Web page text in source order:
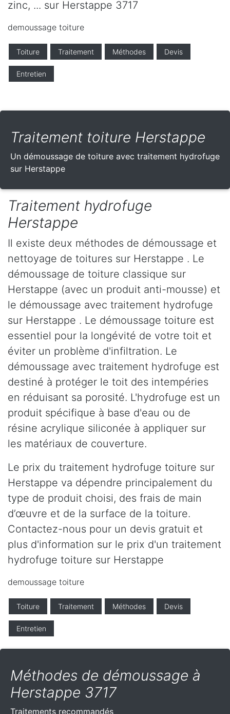
zinc, ... sur Herstappe 3717
demoussage toiture
Toiture Traitement Méthodes Devis
Entretien
Traitement toiture Herstappe
Un démoussage de toiture avec traitement hydrofuge
sur Herstappe
Traitement hydrofuge
Herstappe
Il existe deux méthodes de démoussage et
nettoyage de toitures sur Herstappe . Le
démoussage de toiture classique sur
Herstappe (avec un produit anti-mousse) et
le démoussage avec traitement hydrofuge
sur Herstappe . Le démoussage toiture est
essentiel pour la longévité de votre toit et
éviter un problème d'infiltration. Le
démoussage avec traitement hydrofuge est
destiné à protéger le toit des intempéries
en réduisant sa porosité. L'hydrofuge est un
produit spécifique à base d'eau ou de
résine acrylique siliconée à appliquer sur
les matériaux de couverture.
Le prix du traitement hydrofuge toiture sur
Herstappe va dépendre principalement du
type de produit choisi, des frais de main
d’œuvre et de la surface de la toiture.
Contactez-nous pour un devis gratuit et
plus d'information sur le prix d'un traitement
hydrofuge toiture sur Herstappe
demoussage toiture
Toiture Traitement Méthodes Devis
Entretien
Méthodes de démoussage à
Herstappe 3717
Traitements recommandés